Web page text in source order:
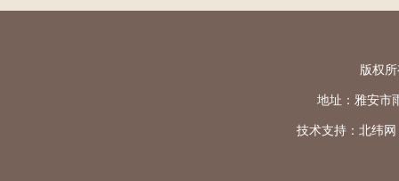
版权
地址：雅安市
技术支持： 北纬网